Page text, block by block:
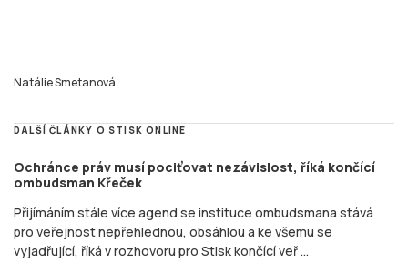
Natálie Smetanová
DALŠÍ ČLÁNKY O STISK ONLINE
Ochránce práv musí pociťovat nezávislost, říká končící
ombudsman Křeček
Přijímáním stále více agend se instituce ombudsmana stává
pro veřejnost nepřehlednou, obsáhlou a ke všemu se
vyjadřující, říká v rozhovoru pro Stisk končící veř ...